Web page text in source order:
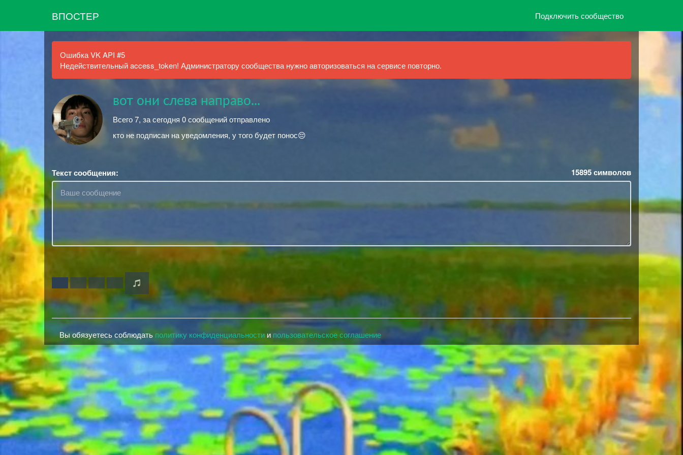
ВПОСТЕР Подключить сообщество
Ошибка VK API #5
Недействительный access_token! Администратору сообщества нужно авторизоваться на сервисе повторно.
вот они слева направо...
Всего 7, за сегодня 0 сообщений отправлено
кто не подписан на уведомления, у того будет понос😔
Текст сообщения: 15895символов
Вы обязуетесь соблюдать политику конфиденциальности ипользовательское соглашение